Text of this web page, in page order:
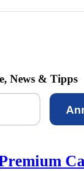
News & Tipps